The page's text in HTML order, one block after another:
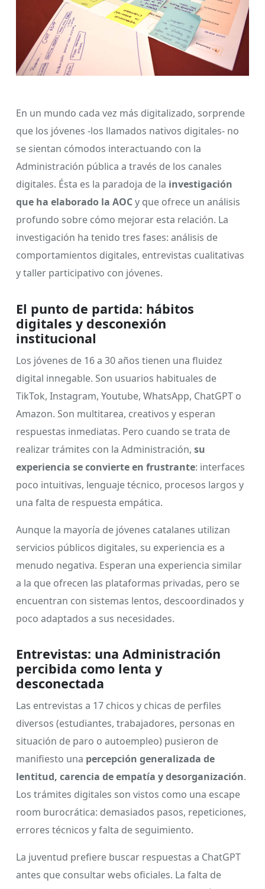
En un mundo cada vez más digitalizado, sorprende
que los jóvenes -los llamados nativos digitales- no
se sientan cómodos interactuando con la
Administración pública a través de los canales
digitales. Ésta es la paradoja de la investigación
que ha elaborado la AOCy que ofrece un análisis
profundo sobre cómo mejorar esta relación. La
investigación ha tenido tres fases: análisis de
comportamientos digitales, entrevistas cualitativas
y taller participativo con jóvenes.
El punto de partida: hábitos
digitales y desconexión
institucional
Los jóvenes de 16 a 30 años tienen una fluidez
digital innegable. Son usuarios habituales de
TikTok, Instagram, Youtube, WhatsApp, ChatGPT o
Amazon. Son multitarea, creativos y esperan
respuestas inmediatas. Pero cuando se trata de
realizar trámites con la Administración, su
experiencia se convierte en frustrante: interfaces
poco intuitivas, lenguaje técnico, procesos largos y
una falta de respuesta empática.
Aunque la mayoría de jóvenes catalanes utilizan
servicios públicos digitales, su experiencia es a
menudo negativa. Esperan una experiencia similar
a la que ofrecen las plataformas privadas, pero se
encuentran con sistemas lentos, descoordinados y
poco adaptados a sus necesidades.
Entrevistas: una Administración
percibida como lenta y
desconectada
Las entrevistas a 17 chicos y chicas de perfiles
diversos (estudiantes, trabajadores, personas en
situación de paro o autoempleo) pusieron de
manifiesto una percepción generalizada de
lentitud, carencia de empatía y desorganización.
Los trámites digitales son vistos como una escape
room burocrática: demasiados pasos, repeticiones,
errores técnicos y falta de seguimiento.
La juventud prefiere buscar respuestas a ChatGPT
antes que consultar webs oficiales. La falta de